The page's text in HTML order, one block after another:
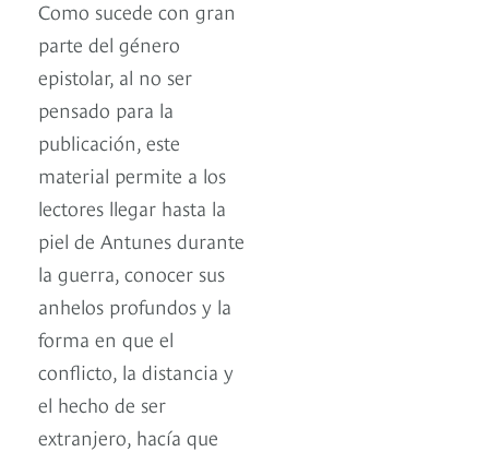
Como sucede con gran
parte del género
epistolar, al no ser
pensado para la
publicación, este
material permite a los
lectores llegar hasta la
piel de Antunes durante
la guerra, conocer sus
anhelos profundos y la
forma en que el
conflicto, la distancia y
el hecho de ser
extranjero, hacía que